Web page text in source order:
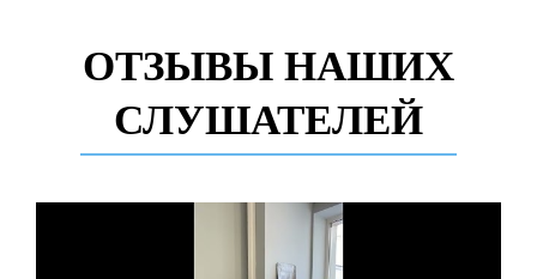
ОТЗЫВЫ НАШИХ
СЛУШАТЕЛЕЙ